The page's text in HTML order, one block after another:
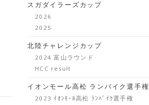
スガダイラーズカップ
2026
2025
北陸チャレンジカップ
2024 富山ラウンド
HCC result
イオンモール高松 ランバイク選手権
2023 ｲｵﾝﾓｰﾙ高松 ﾗﾝﾊﾞｲｸ選手権